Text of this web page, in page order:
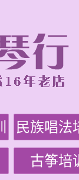
民族唱法
古筝培